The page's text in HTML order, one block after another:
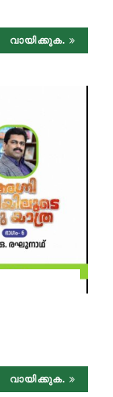
വായിക്കുക.
വായിക്കുക.